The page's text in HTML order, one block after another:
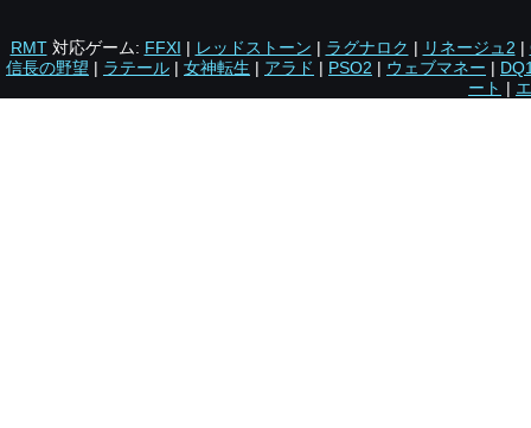
RMT対応ゲーム: FFXI | レッドストーン | ラグナロク | リネージュ2 |
信長の野望 | ラテール | 女神転生 | アラド | PSO2 | ウェブマネー |
ート |